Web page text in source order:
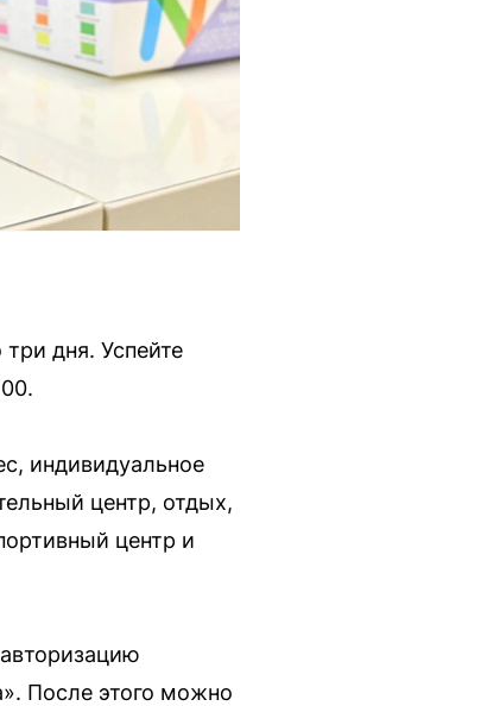
дня. Успейте
индивидуальное
центр, отдых,
центр и
После этого можно